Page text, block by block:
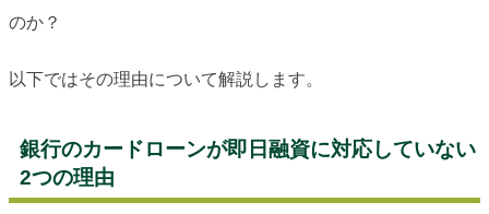
のか？
以下ではその理由について解説します。
銀行のカードローンが即日融資に対応していない
2つの理由